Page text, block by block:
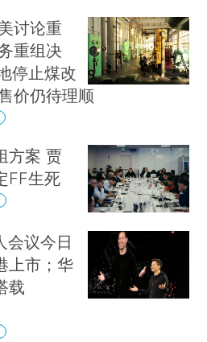
讨论重
重组决
停止煤改
价仍待理顺
方案 贾
FF生死
会议今日
上市；华
载